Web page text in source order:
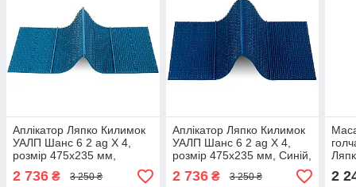
Аплікатор Ляпко Килимок
УАЛП Шанс 6 2 ag Х 4,
розмір 475х235 мм,
Блакитний, (АЛП)
2 736 ₴ 3 250 ₴
Аплікатор Ляпко Килимок
УАЛП Шанс 6 2 ag Х 4,
розмір 475х235 мм, Синій,
(АЛП)
2 736₴ 3 250 ₴ 2